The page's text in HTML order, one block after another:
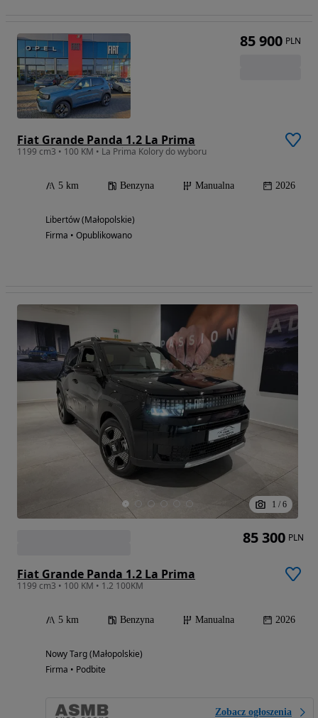
Fiat Grande Panda 1.2 La Prima
1199 cm3 • 100 KM • La Prima Kolory do wyboru
5 km Benzyna Manualna 2026
Libertów (Małopolskie)
Firma • Opublikowano
85 900 PLN
1 / 6
Fiat Grande Panda 1.2 La Prima
1199 cm3 • 100 KM • 1.2 100KM
5 km Benzyna Manualna 2026
Nowy Targ (Małopolskie)
Firma • Podbite
Zobacz ogłoszenia
85 300 PLN